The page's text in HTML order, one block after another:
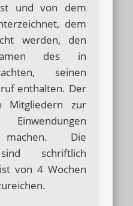
und von dem
dem
werden, den
des in
seinen
enthalten. Der
Mitgliedern zur
Die
schriftlich
von 4 Wochen